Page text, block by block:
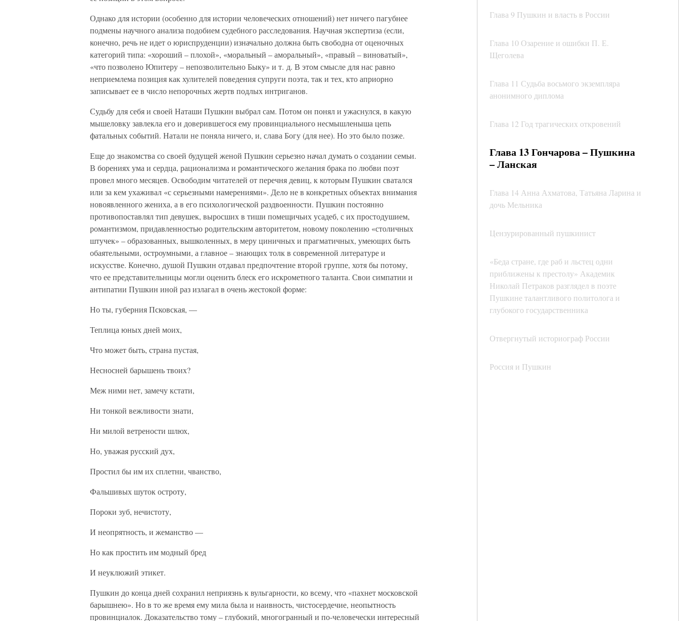
Глава 9 Пушкин и власть в России
Глава 10 Озарение и ошибки П. Е.
Щеголева
Глава 11 Судьба восьмого экземпляра
анонимного диплома
Глава 12 Год трагических откровений
Глава 13 Гончарова – Пушкина
– Ланская
Глава 14 Анна Ахматова, Татьяна Ларина и
дочь Мельника
Цензурированный пушкинист
«Беда стране, где раб и льстец одни
приближены к престолу» Академик
Николай Петраков разглядел в поэте
Пушкине талантливого политолога и
глубокого государственника
Отвергнутый историограф России
Россия и Пушкин
Однако для истории (особенно для истории человеческих отношений) нет ничего пагубнее
подмены научного анализа подобием судебного расследования. Научная экспертиза (если,
конечно, речь не идет о юриспруденции) изначально должна быть свободна от оценочных
категорий типа: «хороший – плохой», «моральный – аморальный», «правый – виноватый»,
«что позволено Юпитеру – непозволительно Быку» и т. д. В этом смысле для нас равно
неприемлема позиция как хулителей поведения супруги поэта, так и тех, кто априорно
записывает ее в число непорочных жертв подлых интриганов.
Судьбу для себя и своей Наташи Пушкин выбрал сам. Потом он понял и ужаснулся, в какую
мышеловку завлекла его и доверившегося ему провинциального несмышленыша цепь
фатальных событий. Натали не поняла ничего, и, слава Богу (для нее). Но это было позже.
Еще до знакомства со своей будущей женой Пушкин серьезно начал думать о создании семьи.
В борениях ума и сердца, рационализма и романтического желания брака по любви поэт
провел много месяцев. Освободим читателей от перечня девиц, к которым Пушкин сватался
или за кем ухаживал «с серьезными намерениями». Дело не в конкретных объектах внимания
новоявленного жениха, а в его психологической раздвоенности. Пушкин постоянно
противопоставлял тип девушек, выросших в тиши помещичьих усадеб, с их простодушием,
романтизмом, придавленностью родительским авторитетом, новому поколению «столичных
штучек» – образованных, вышколенных, в меру циничных и прагматичных, умеющих быть
обаятельными, остроумными, а главное – знающих толк в современной литературе и
искусстве. Конечно, душой Пушкин отдавал предпочтение второй группе, хотя бы потому,
что ее представительницы могли оценить блеск его искрометного таланта. Свои симпатии и
антипатии Пушкин иной раз излагал в очень жестокой форме:
Но ты, губерния Псковская, —
Теплица юных дней моих,
Что может быть, страна пустая,
Несносней барышень твоих?
Меж ними нет, замечу кстати,
Ни тонкой вежливости знати,
Ни милой ветрености шлюх,
Но, уважая русский дух,
Простил бы им их сплетни, чванство,
Фальшивых шуток остроту,
Пороки зуб, нечистоту,
И неопрятность, и жеманство —
Но как простить им модный бред
И неуклюжий этикет.
Пушкин до конца дней сохранил неприязнь к вульгарности, ко всему, что «пахнет московской
барышнею». Но в то же время ему мила была и наивность, чистосердечие, неопытность
провинциалок. Доказательство тому – глубокий, многогранный и по-человечески интересный